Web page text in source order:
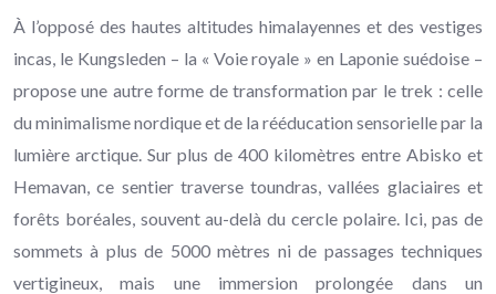
À l’opposé des hautes altitudes himalayennes et des vestiges
incas, le Kungsleden – la « Voie royale » en Laponie suédoise –
propose une autre forme de transformation par le trek : celle
du minimalisme nordique et de la rééducation sensorielle par la
lumière arctique. Sur plus de 400 kilomètres entre Abisko et
Hemavan, ce sentier traverse toundras, vallées glaciaires et
forêts boréales, souvent au-delà du cercle polaire. Ici, pas de
sommets à plus de 5000 mètres ni de passages techniques
vertigineux, mais une immersion prolongée dans un